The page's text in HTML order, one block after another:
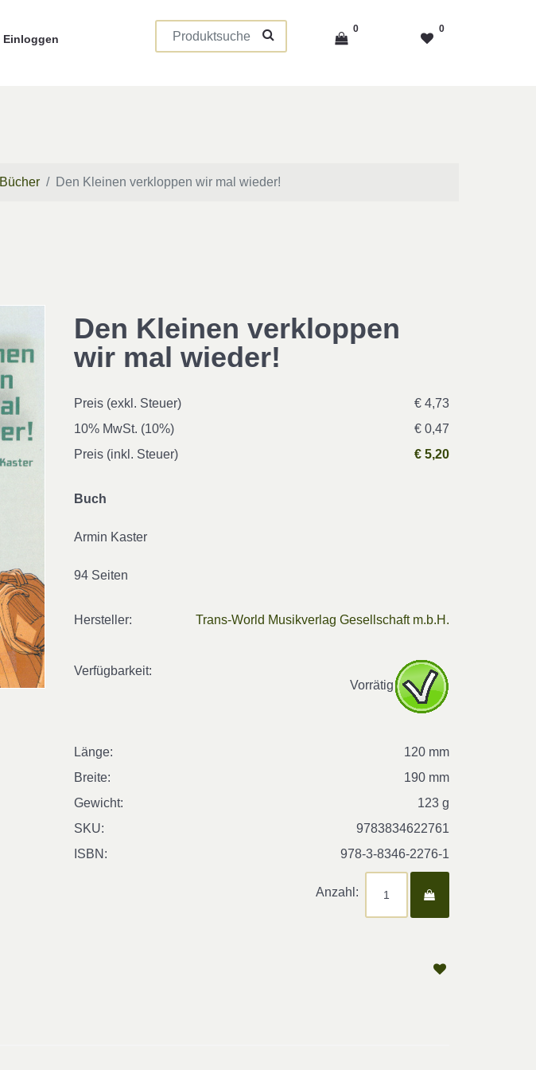
Einloggen
0 0
Bücher Den Kleinen verkloppen wir mal wieder!
Den Kleinen verkloppen
wir mal wieder!
Preis (exkl. Steuer)
€ 4,73
10% MwSt. (10%)
€ 0,47
Preis (inkl. Steuer)
€ 5,20
Buch
Armin Kaster
94 Seiten
Hersteller: Trans-World Musikverlag Gesellschaft m.b.H.
Verfügbarkeit:
Vorrätig
Länge:
120 mm
Breite:
190 mm
Gewicht:
123 g
SKU:
9783834622761
ISBN:
978-3-8346-2276-1
Anzahl: